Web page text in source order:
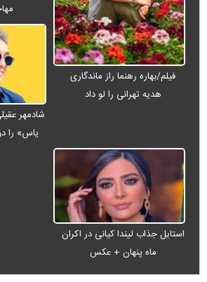
فیلم/بهاره رهنما راز ماندگاری
هدیه تهرانی را لو داد
یاس» را
استایل جذاب لیندا کیانی در اکران
ماه پنهان + عکس